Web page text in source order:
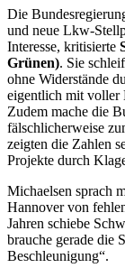
Die
und neue Lkw-
Interesse, kritisierte
Grünen). Sie
ohne Widerstände
eigentlich mit voller
Zudem mache die
fälschlicherweise
zeigten die Zahlen
Projekte durch
Michaelsen sprach
Hannover von
Jahren schiebe
brauche gerade die
Beschleunigung“.